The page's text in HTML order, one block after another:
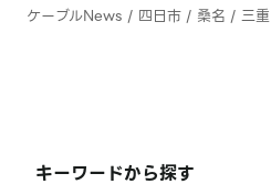
キーワードから探す
ケーブルNews / 四日市 / 桑名 / 三重